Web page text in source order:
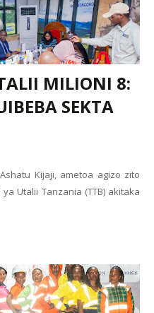
MILIONI 8:
SEKTA
Kijaji, ametoa agizo zito
Utalii Tanzania (TTB) akitaka